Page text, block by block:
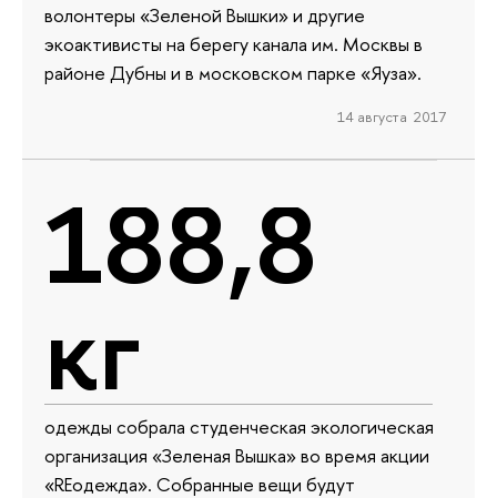
волонтеры «Зеленой Вышки» и другие
экоактивисты на берегу канала им. Москвы в
районе Дубны и в московском парке «Яуза».
14 августа 2017
188,8
кг
одежды собрала студенческая экологическая
организация «Зеленая Вышка» во время акции
«REодежда». Собранные вещи будут